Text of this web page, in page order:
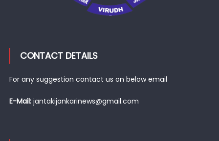
CONTACT DETAILS
For any suggestion contact us on below email
E-Mail: jantakijankarinews@gmail.com